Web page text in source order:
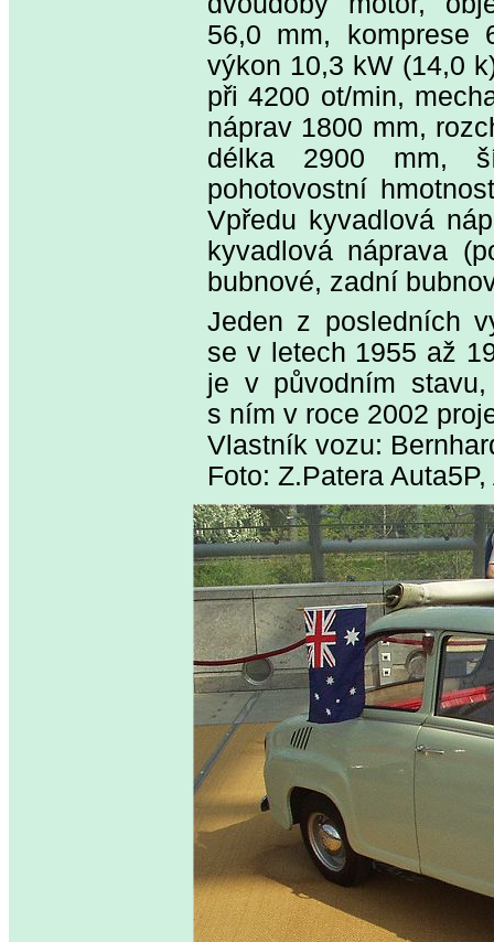
56,0 mm, komprese
výkon 10,3 kW (14,0
při 4200 ot/min,
náprav 1800 mm,
délka 2900 mm,
pohotovostní
Vpředu kyvadlová
kyvadlová náprava
bubnové, zadní
Jeden z posledních
se v letech 1955 až
je v původním
s ním v roce 2002
Vlastník vozu:
Foto: Z.Patera